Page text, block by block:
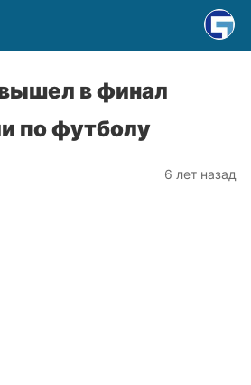
в финал
по футболу
6 лет назад